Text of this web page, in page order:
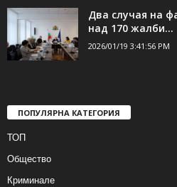
Два случая на
над 170 жалби...
2026/01/19 3:41:56 PM
ПОПУЛЯРНА КАТЕГОРИЯ
ТОП
Общество
Криминале